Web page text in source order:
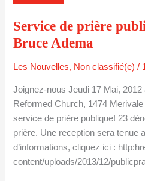
Service de prière
Bruce Adema
Les Nouvelles, Non classifié(e) /
Joignez-nous Jeudi 17 Mai,
Reformed Church, 1474
service de prière publique! 23
prière. Une reception sera tenue
d’informations, cliquez ici :
content/uploads/2013/12/
ADEMA